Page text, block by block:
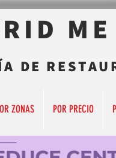
DE
ZONAS POR PRECIO